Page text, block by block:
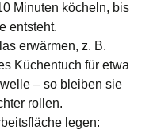
Minuten köcheln, bis
entsteht.
erwärmen, z. B.
Küchen­tuch für etwa
– so bleiben sie
rollen.
legen: